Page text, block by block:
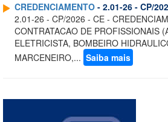
CREDENCIAMENTO - 2.01-26 - CP/
2.01-26 - CP/2026 - CE -
CONTRATACAO DE PROFISSIONAIS
ELETRICISTA, BOMBEIRO
MARCENEIRO,... Saiba mais